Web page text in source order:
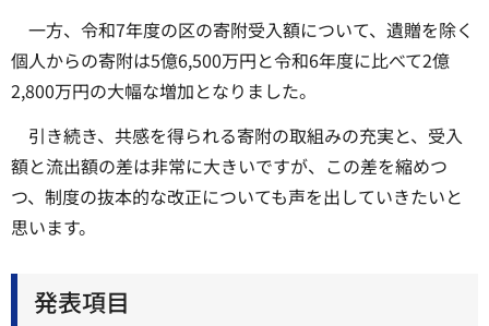
一方、令和7年度の区の寄附受入額について、遺贈を除く
個人からの寄附は5億6,500万円と令和6年度に比べて2億
2,800万円の大幅な増加となりました。
引き続き、共感を得られる寄附の取組みの充実と、受入
額と流出額の差は非常に大きいですが、この差を縮めつ
つ、制度の抜本的な改正についても声を出していきたいと
思います。
発表項目